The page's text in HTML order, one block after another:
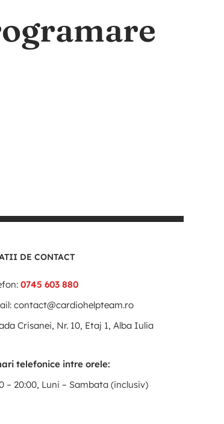
DE CONTACT
0745 603 880
contact@cardiohelpteam.ro
Crisanei, Nr. 10, Etaj 1, Alba Iulia
telefonice intre orele:
– 20:00, Luni – Sambata (inclusiv)